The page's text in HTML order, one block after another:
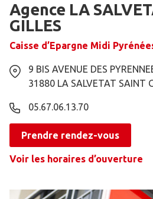
Agence LA
GILLES
Caisse d’Epargne Midi
9 BIS AVENUE DES
31880 LA SALVETAT SAINT
05.67.06.13.70
Prendre rendez-vous
Voir les horaires d’ouverture